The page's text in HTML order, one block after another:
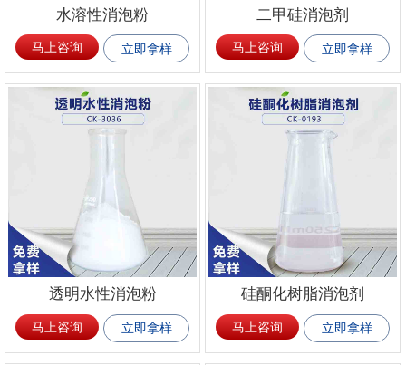
水溶性消泡粉
马上咨询 立即拿样
二甲硅消泡剂
马上咨询 立即拿样
透明水性消泡粉
马上咨询 立即拿样
硅酮化树脂消泡剂
马上咨询 立即拿样